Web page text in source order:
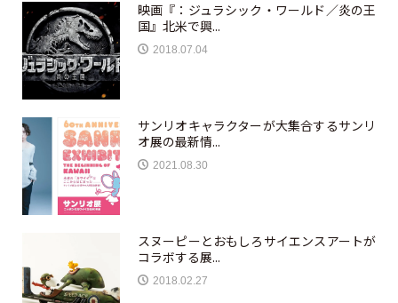
映画『：ジュラシック・ワールド／炎の王
国』北米で興...
2018.07.04
サンリオキャラクターが大集合するサンリ
オ展の最新情...
2021.08.30
スヌーピーとおもしろサイエンスアートが
コラボする展...
2018.02.27